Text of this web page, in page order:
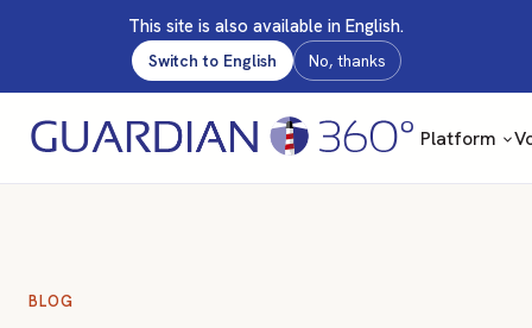
This site is also available in English.
Switch to English No, thanks
Platform
BLOG